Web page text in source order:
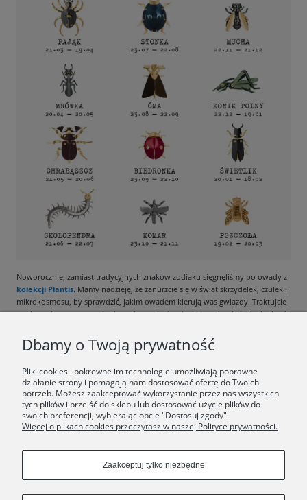
Noworocznie, zamiast tradycyjnych znaków zodiaku sięgnęliśmy po owady z
kolekcji Plantis. Mamy nadzieję, że zanurzcie się w świat skrzydełek, czułek i
mikrokosmosu, by sprawdzić, jakim owadem kierują was gwiazdy. Traktujcie
ten horoskop z przymrużeniem oka - w końcu życie jest zbyt krótkie, by brać
F.A.Q.
Dbamy o Twoją prywatność
Pliki cookies i pokrewne im technologie umożliwiają poprawne
działanie strony i pomagają nam dostosować ofertę do Twoich
potrzeb. Możesz zaakceptować wykorzystanie przez nas wszystkich
tych plików i przejść do sklepu lub dostosować użycie plików do
swoich preferencji, wybierając opcję "Dostosuj zgody".
Więcej o plikach cookies przeczytasz w naszej Polityce prywatności.
Zaakceptuj tylko niezbędne